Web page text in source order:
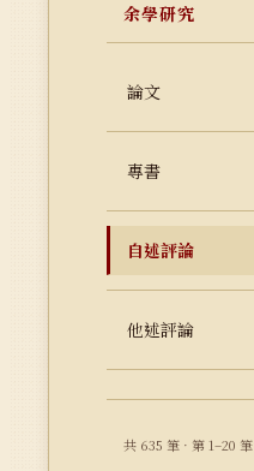
余學研究
論文
專書
自述評論
他述評論
共 635 筆 · 第 1–20 筆